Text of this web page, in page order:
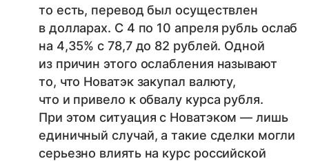
то есть, перевод был осуществлен
в долларах. С 4 по 10 апреля рубль ослаб
на 4,35% с 78,7 до 82 рублей. Одной
из причин этого ослабления называют
то, что Новатэк закупал валюту,
что и привело к обвалу курса рубля.
При этом ситуация с Новатэком — лишь
единичный случай, а такие сделки могли
серьезно влиять на курс российской